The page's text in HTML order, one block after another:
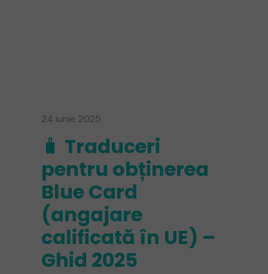
24 iunie 2025
🧳 Traduceri
pentru obținerea
Blue Card
(angajare
calificată în UE) –
Ghid 2025